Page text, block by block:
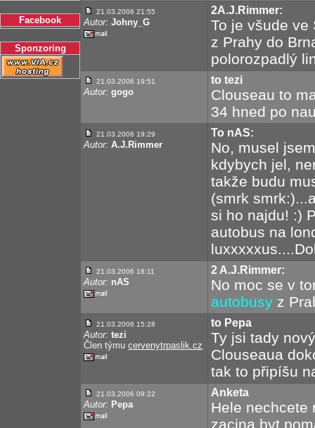
Facebook
Sponzoring
21.03.2006 21:55
Autor: Johny_G
2A.J.Rimmer:
To je všude ve
z Prahy do
polorozpadlý
21.03.2006 19:51
Autor: gogo
to tezi
Clouseau to
34 hned po
21.03.2006 19:29
Autor: A.J.Rimmer
To nAS:
No, musel
kdybych jel,
takže budu
(smrk
si ho najdu! :)
autobus na
21.03.2006 18:11
Autor: nAS
2 A.J.Rimmer:
No moc se v
autobusy z
21.03.2006 15:28
Autor: tezi
Člen týmu cervenytrpaslik.cz
to Pepa
Ty jsi tady
Clouseaua
tak to připíšu
21.03.2006 09:22
Autor: Pepa
Anketa
Hele nechcete
zacina byt